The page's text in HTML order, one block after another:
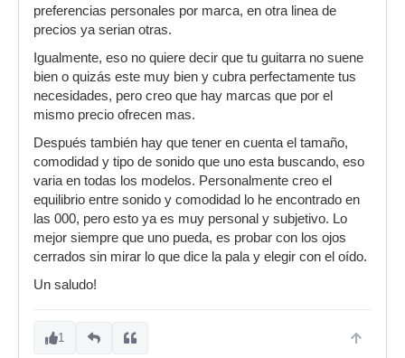
preferencias personales por marca, en otra linea de
precios ya serian otras.
Igualmente, eso no quiere decir que tu guitarra no suene
bien o quizás este muy bien y cubra perfectamente tus
necesidades, pero creo que hay marcas que por el
mismo precio ofrecen mas.
Después también hay que tener en cuenta el tamaño,
comodidad y tipo de sonido que uno esta buscando, eso
varia en todas los modelos. Personalmente creo el
equilibrio entre sonido y comodidad lo he encontrado en
las 000, pero esto ya es muy personal y subjetivo. Lo
mejor siempre que uno pueda, es probar con los ojos
cerrados sin mirar lo que dice la pala y elegir con el oído.
Un saludo!
1